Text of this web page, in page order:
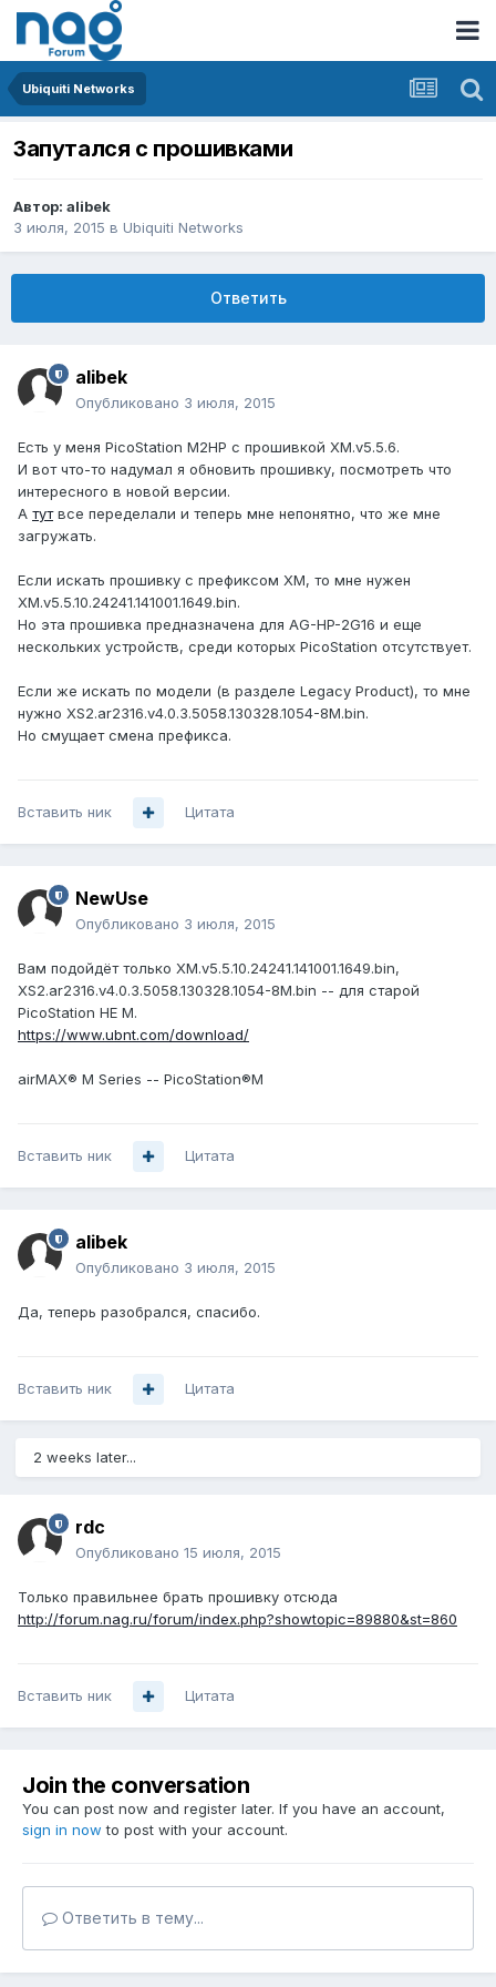
Ubiquiti Networks
Запутался с прошивками
Автор: alibek
3 июля, 2015 в Ubiquiti Networks
Ответить
alibek
Опубликовано 3 июля, 2015
Есть у меня PicoStation M2HP с прошивкой XM.v5.5.6.
И вот что-то надумал я обновить прошивку, посмотреть что
интересного в новой версии.
А тутвсе переделали и теперь мне непонятно, что же мне
загружать.
Если искать прошивку с префиксом XM, то мне нужен
XM.v5.5.10.24241.141001.1649.bin.
Но эта прошивка предназначена для AG-HP-2G16 и еще
нескольких устройств, среди которых PicoStation отсутствует.
Если же искать по модели (в разделе Legacy Product), то мне
нужно XS2.ar2316.v4.0.3.5058.130328.1054-8M.bin.
Но смущает смена префикса.
Вставить ник Цитата
NewUse
Опубликовано 3 июля, 2015
Вам подойдёт только XM.v5.5.10.24241.141001.1649.bin,
XS2.ar2316.v4.0.3.5058.130328.1054-8M.bin -- для старой
PicoStation НЕ M.
https://www.ubnt.com/download/
airMAX® M Series -- PicoStation®M
Вставить ник Цитата
alibek
Опубликовано 3 июля, 2015
Да, теперь разобрался, спасибо.
Вставить ник Цитата
2 weeks later...
rdc
Опубликовано 15 июля, 2015
Только правильнее брать прошивку отсюда
http://forum.nag.ru/forum/index.php?showtopic=89880&st=860
Вставить ник Цитата
Join the conversation
You can post now and register later. If you have an account,
sign in now to post with your account.
Ответить в тему...